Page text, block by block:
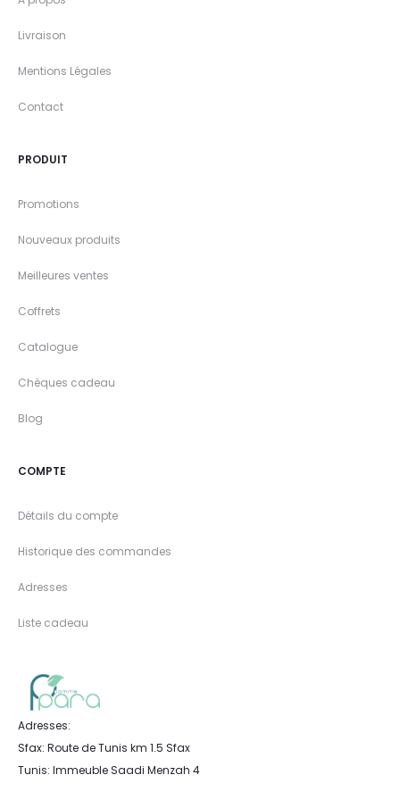
Livraison
Mentions Légales
Contact
PRODUIT
Promotions
Nouveaux produits
Meilleures ventes
Coffrets
Catalogue
Chèques cadeau
Blog
COMPTE
Détails du compte
Historique des commandes
Adresses
Liste cadeau
Adresses:
Sfax: Route de Tunis km 1.5 Sfax
Tunis: Immeuble Saadi Menzah 4